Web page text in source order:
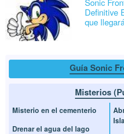
Sonic
Definitive
que
Guía Sonic
Misterios
Misterio en el cementerio
Drenar el agua del lago